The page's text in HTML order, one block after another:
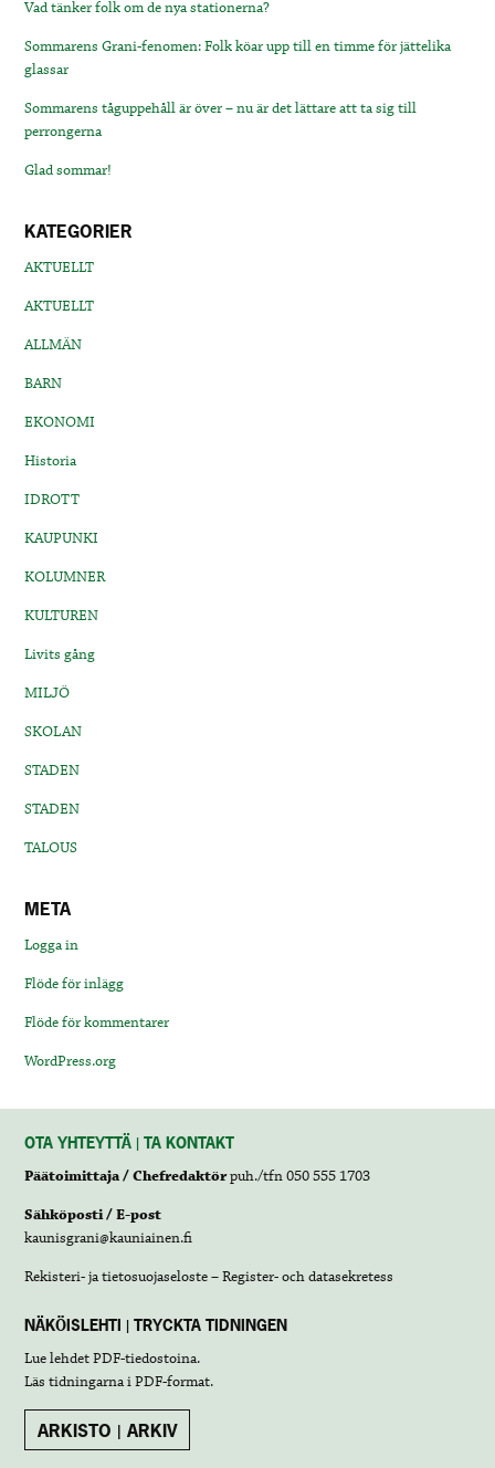
Vad tänker folk om de nya stationerna?
Sommarens Grani-fenomen: Folk köar upp till en timme för jättelika
glassar
Sommarens tåguppehåll är över – nu är det lättare att ta sig till
perrongerna
Glad sommar!
KATEGORIER
AKTUELLT
AKTUELLT
ALLMÄN
BARN
EKONOMI
Historia
IDROTT
KAUPUNKI
KOLUMNER
KULTUREN
Livits gång
MILJÖ
SKOLAN
STADEN
STADEN
TALOUS
META
Logga in
Flöde för inlägg
Flöde för kommentarer
WordPress.org
OTA YHTEYTTÄ | TA KONTAKT
Päätoimittaja / Chefredaktörpuh./tfn 050 555 1703
Sähköposti / E-post
kaunisgrani@kauniainen.fi
Rekisteri- ja tietosuojaseloste – Register- och datasekretess
NÄKÖISLEHTI | TRYCKTA TIDNINGEN
Lue lehdetPDF-tiedostoina.
Läs tidningarna iPDF-format.
ARKISTO | ARKIV